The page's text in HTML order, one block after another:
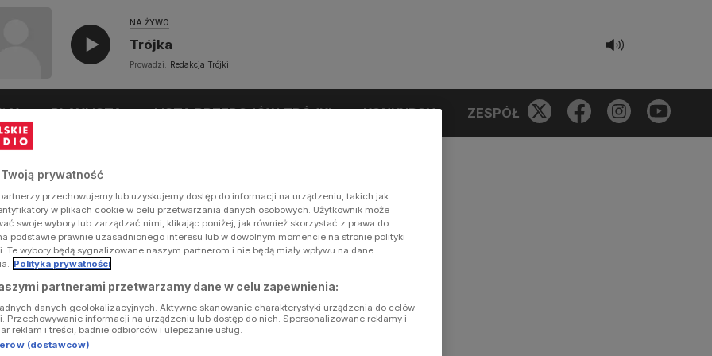
NA ŻYWO
Trójka
Prowadzi: Redakcja Trójki
PLAYLISTA LISTA PRZEBOJÓW TRÓJKI KONKURSY ZESPÓŁ
Twoją prywatność
przechowujemy lub uzyskujemy dostęp do informacji na urządzeniu, takich jak
w plikach cookie w celu przetwarzania danych osobowych. Użytkownik może
swoje wybory lub zarządzać nimi, klikając poniżej, jak również skorzystać z prawa do
podstawie prawnie uzasadnionego interesu lub w dowolnym momencie na stronie polityki
Te wybory będą sygnalizowane naszym partnerom i nie będą miały wpływu na dane
Polityka prywatności
partnerami przetwarzamy dane w celu zapewnienia:
danych geolokalizacyjnych. Aktywne skanowanie charakterystyki urządzenia do celów
Przechowywanie informacji na urządzeniu lub dostęp do nich. Spersonalizowane reklamy i
reklam i treści, badnie odbiorców i ulepszanie usług.
(dostawców)